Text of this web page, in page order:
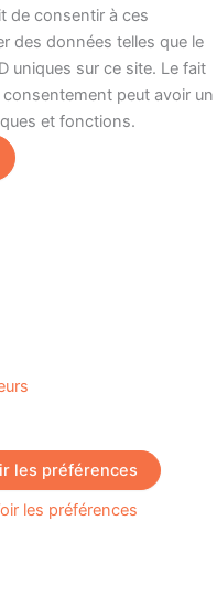
de consentir à ces
des données telles que le
uniques sur ce site. Le fait
peut avoir un
et fonctions.
les préférences
les préférences